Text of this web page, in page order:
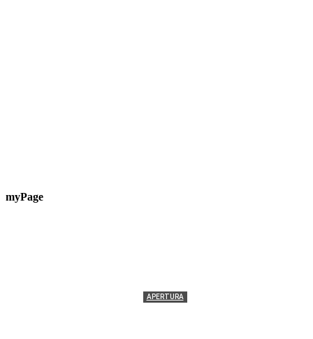
myPage
APERTURA